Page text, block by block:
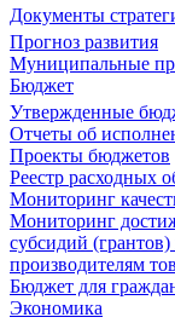
Документы
Прогноз развития
Муниципальные
Бюджет
Утвержденные
Отчеты об
Проекты бюджетов
Реестр расходных
Мониторинг
Мониторинг
субсидий
производителям
Бюджет для
Экономика